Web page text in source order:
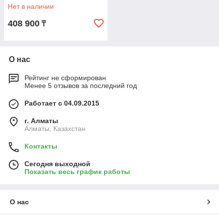
Нет в наличии
408 900 ₸
О нас
Рейтинг не сформирован
Менее 5 отзывов за последний год
Работает с 04.09.2015
г. Алматы
Алматы, Казахстан
Контакты
Сегодня выходной
Показать весь график работы
О нас